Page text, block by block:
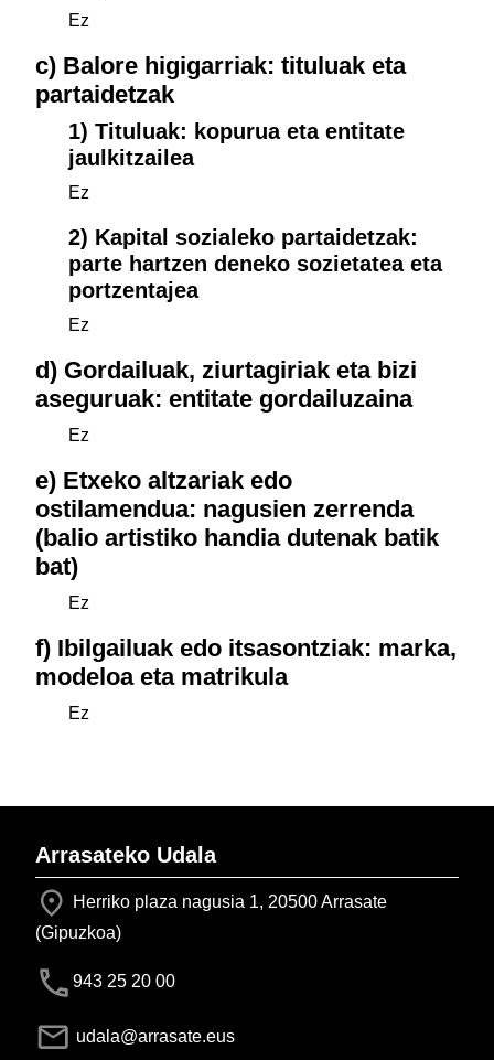
Ez
c) Balore higigarriak: tituluak eta
partaidetzak
1) Tituluak: kopurua eta entitate
jaulkitzailea
Ez
2) Kapital sozialeko partaidetzak:
parte hartzen deneko sozietatea eta
portzentajea
Ez
d) Gordailuak, ziurtagiriak eta bizi
aseguruak: entitate gordailuzaina
Ez
e) Etxeko altzariak edo
ostilamendua: nagusien zerrenda
(balio artistiko handia dutenak batik
bat)
Ez
f) Ibilgailuak edo itsasontziak: marka,
modeloa eta matrikula
Ez
Arrasateko Udala
Herriko plaza nagusia 1, 20500 Arrasate
(Gipuzkoa)
943 25 20 00
udala@arrasate.eus